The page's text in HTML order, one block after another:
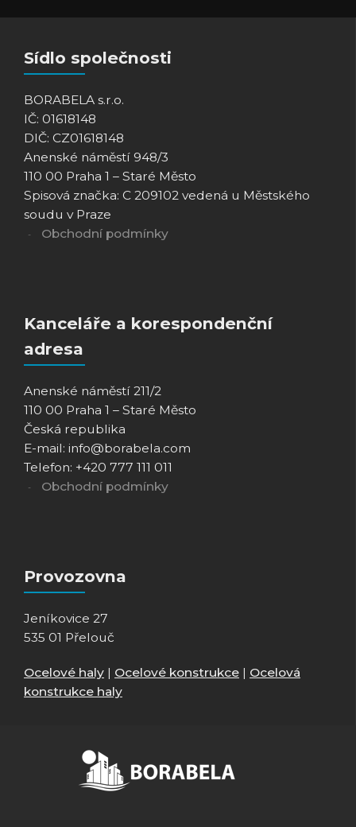
Sídlo společnosti
BORABELA s.r.o.
IČ: 01618148
DIČ: CZ01618148
Anenské náměstí 948/3
110 00 Praha 1 – Staré Město
Spisová značka: C 209102 vedená u Městského
soudu v Praze
Obchodní podmínky
Kanceláře a korespondenční
adresa
Anenské náměstí 211/2
110 00 Praha 1 – Staré Město
Česká republika
E-mail: info@borabela.com
Telefon: +420 777 111 011
Obchodní podmínky
Provozovna
Jeníkovice 27
535 01 Přelouč
Ocelové haly | Ocelové konstrukce | Ocelová
konstrukce haly